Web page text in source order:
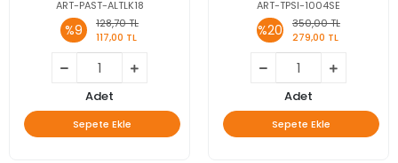
ART-PAST-ALTLK18
%9
128,70 TL
117,00 TL
Adet
Sepete Ekle
ART-TPSI-1004SE
%20
350,00 TL
279,00 TL
Adet
Sepete Ekle